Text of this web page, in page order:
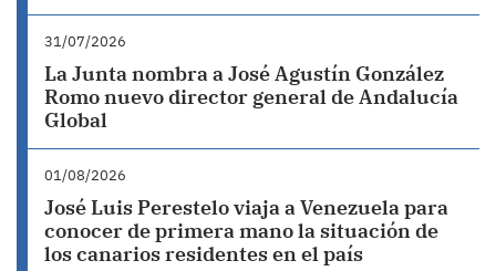
31/07/2026
La Junta nombra a José Agustín González
Romo nuevo director general de Andalucía
Global
01/08/2026
José Luis Perestelo viaja a Venezuela para
conocer de primera mano la situación de
los canarios residentes en el país